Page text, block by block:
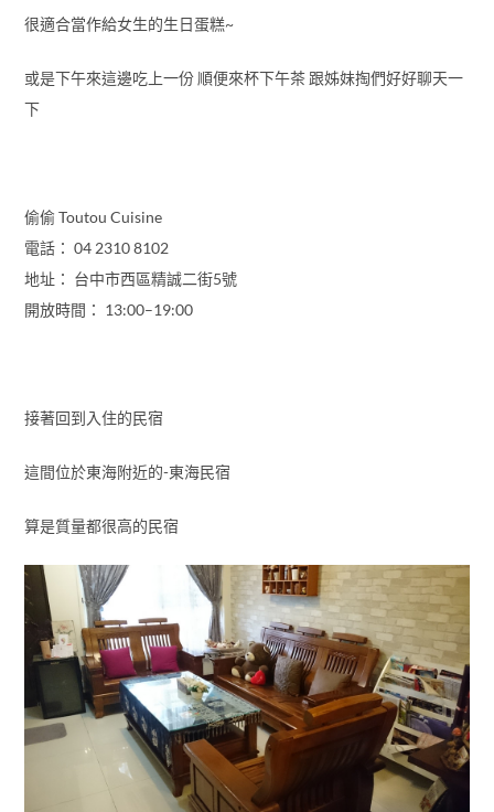
很適合當作給女生的生日蛋糕~
或是下午來這邊吃上一份 順便來杯下午茶 跟姊妹掏們好好聊天一
下
偷偷 Toutou Cuisine
電話： 04 2310 8102
地址： 台中市西區精誠二街5號
開放時間： 13:00–19:00
接著回到入住的民宿
這間位於東海附近的-東海民宿
算是質量都很高的民宿